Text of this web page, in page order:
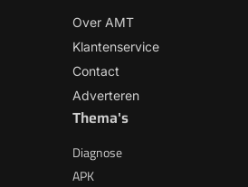
Over AMT
Klantenservice
Contact
Adverteren
Thema's
Diagnose
APK